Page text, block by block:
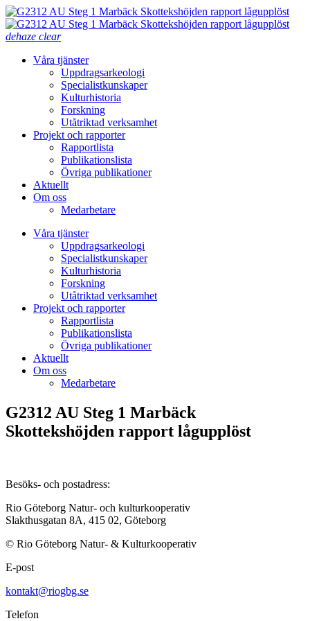
dehaze clear
Våra tjänster
Uppdragsarkeologi
Specialistkunskaper
Kulturhistoria
Forskning
Utåtriktad verksamhet
Projekt och rapporter
Rapportlista
Publikationslista
Övriga publikationer
Aktuellt
Om oss
Medarbetare
Våra tjänster
Uppdragsarkeologi
Specialistkunskaper
Kulturhistoria
Forskning
Utåtriktad verksamhet
Projekt och rapporter
Rapportlista
Publikationslista
Övriga publikationer
Aktuellt
Om oss
Medarbetare
G2312 AU Steg 1 Marbäck
Skottekshöjden rapport lågupplöst
Besöks- och postadress:
Rio Göteborg Natur- och kulturkooperativ
Slakthusgatan 8A, 415 02, Göteborg
© Rio Göteborg Natur- & Kulturkooperativ
E-post
kontakt@riogbg.se
Telefon